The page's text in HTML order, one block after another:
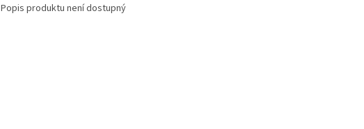
Popis produktu není dostupný